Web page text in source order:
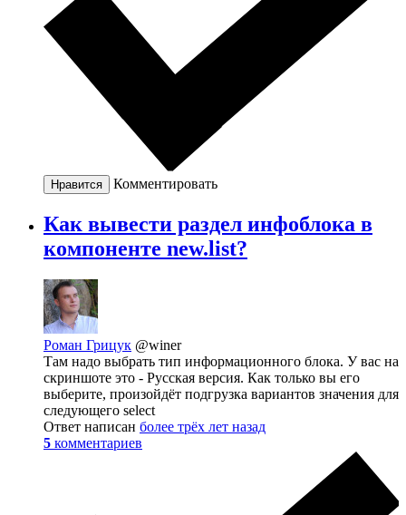
Нравится Комментировать
Как вывести раздел инфоблока в
компоненте new.list?
Роман Грицук @winer
Там надо выбрать тип информационного блока. У вас на
скриншоте это - Русская версия. Как только вы его
выберите, произойдёт подгрузка вариантов значения для
следующего select
Ответ написан более трёх лет назад
5 комментариев